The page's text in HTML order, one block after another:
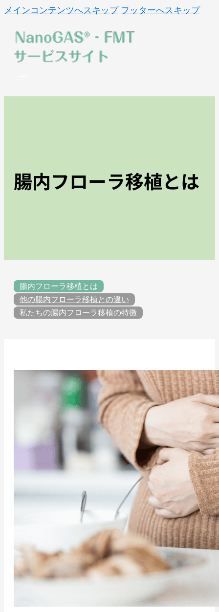
メインコンテンツへスキップ フッターへスキップ
腸内フローラ移植とは
腸内フローラ移植とは
他の腸内フローラ移植との違い
私たちの腸内フローラ移植の特徴